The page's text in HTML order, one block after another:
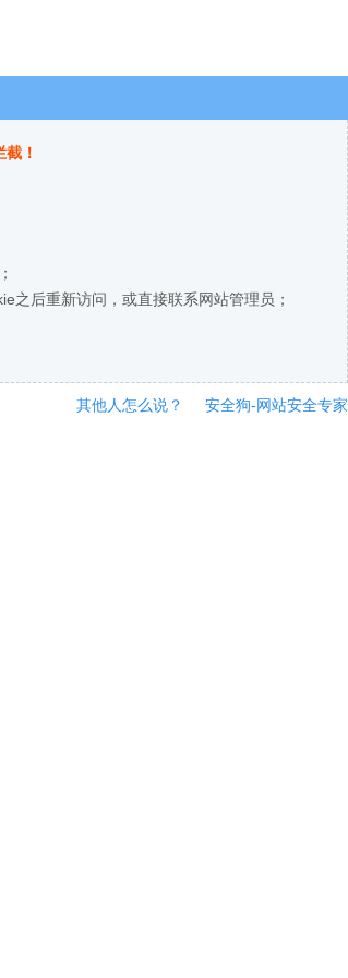
！
之后重新访问，或直接联系网站管理员；
其他人怎么说？ 安全狗-网站安全专家